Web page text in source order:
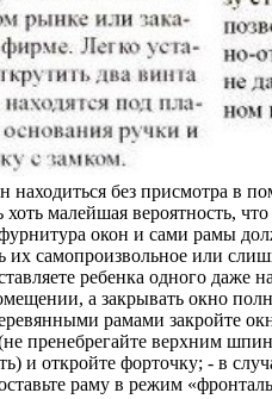
находиться без присмотра в
малейшая вероятность,
фурнитура окон и сами рамы
самопроизвольное или
ребенка одного даже
а закрывать окно
рамами закройте
пренебрегайте верхним
и откройте форточку; - в
раму в режим